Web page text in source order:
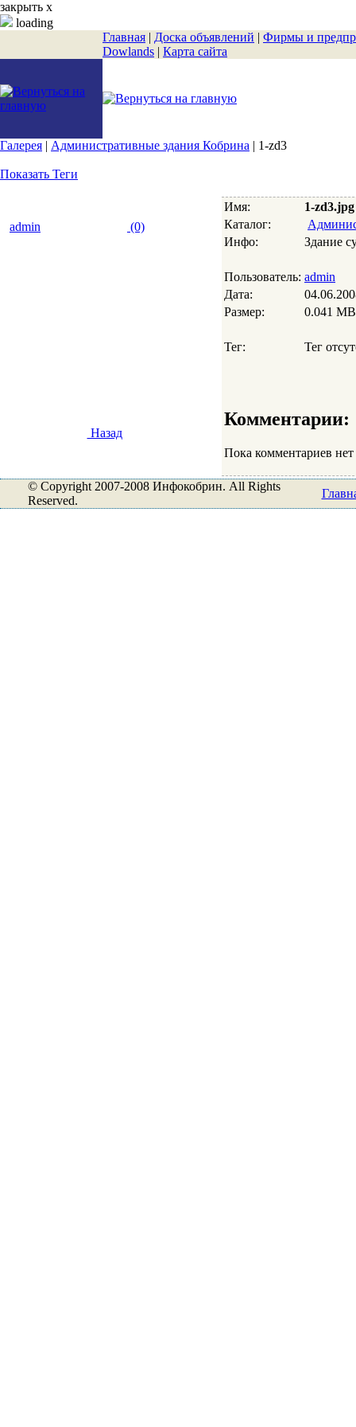
закрыть х
loading
Главная | Доска объявлений | Фирмы и
Dowlands | Карта сайта
Галерея | Административные здания Кобрина | 1-zd3
Показать Теги
admin (0)
Назад
Имя:
1-zd3.jpg
Каталог:
Инфо:
Здание
Пользователь: admin
Дата:
Размер:
0.041 MB
Тег: Тег
Комментарии:
Пока комментариев нет
© Copyright 2007-2008 Инфокобрин. All Rights
Reserved.